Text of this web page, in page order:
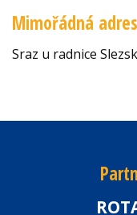
Mimořádná
Sraz u radnice